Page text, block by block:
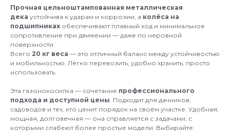
Прочная цельноштампованная металлическая
дека устойчива к ударам и коррозии, а колёса на
подшипниках обеспечивают плавный ход и минимальное
сопротивление при движении — даже по неровной
поверхности.
Всего 20 кг веса — это отличный баланс между устойчивостью
и мобильностью. Лёгко перевозить, удобно хранить, просто
использовать.
Эта газонокосилка — сочетание профессионального
подхода и доступной цены . Подходит для дачников,
садоводов и тех, кто ценит порядок на своём участке. Удобная,
мощная, долговечная — она справляется с задачами, с
которыми слабеют более простые модели. Выбирайте